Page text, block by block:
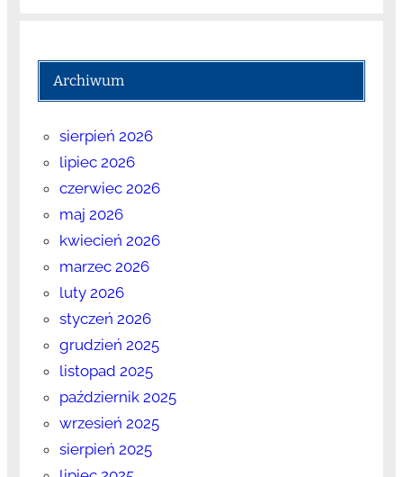
Archiwum
sierpień 2026
lipiec 2026
czerwiec 2026
maj 2026
kwiecień 2026
marzec 2026
luty 2026
styczeń 2026
grudzień 2025
listopad 2025
październik 2025
wrzesień 2025
sierpień 2025